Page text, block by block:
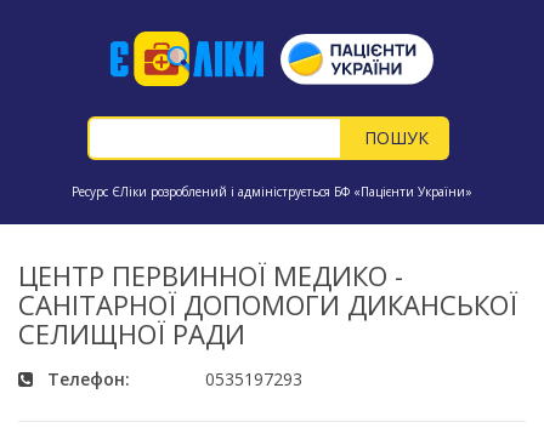
Ресурс ЄЛіки розроблений і адмініструється БФ «Пацієнти України»
ЦЕНТР ПЕРВИННОЇ МЕДИКО -
САНІТАРНОЇ ДОПОМОГИ ДИКАНСЬКОЇ
СЕЛИЩНОЇ РАДИ
Телефон: 0535197293